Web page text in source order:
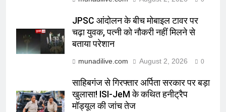
JPSC आंदोलन के बीच मोबाइल टावर पर
चढ़ा युवक, पत्नी को नौकरी नहीं मिलने से
बताया परेशान
munadilive.com August 2, 2026 0
साहिबगंज से गिरफ्तार अर्पिता सरकार पर बड़ा
खुलासा! ISI-JeM के कथित हनीट्रैप
मॉड्यूल की जांच तेज